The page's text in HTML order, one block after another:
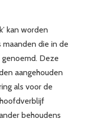
kan worden
die in de
Deze
aangehouden
als voor de
behoudens